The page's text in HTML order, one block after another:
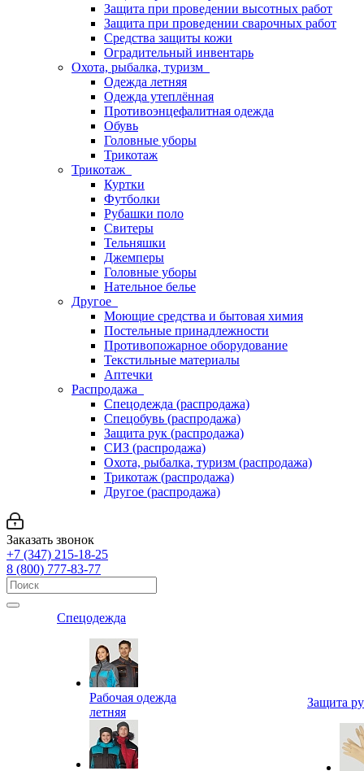
Защита при проведении высотных работ
Защита при проведении сварочных работ
Средства защиты кожи
Оградительный инвентарь
Охота, рыбалка, туризм
Одежда летняя
Одежда утеплённая
Противоэнцефалитная одежда
Обувь
Головные уборы
Трикотаж
Трикотаж
Куртки
Футболки
Рубашки поло
Свитеры
Тельняшки
Джемперы
Головные уборы
Нательное белье
Другое
Моющие средства и бытовая химия
Постельные принадлежности
Противопожарное оборудование
Текстильные материалы
Аптечки
Распродажа
Спецодежда (распродажа)
Спецобувь (распродажа)
Защита рук (распродажа)
СИЗ (распродажа)
Охота, рыбалка, туризм (распродажа)
Трикотаж (распродажа)
Другое (распродажа)
Заказать звонок
+7 (347) 215-18-25
8 (800) 777-83-77
Спецодежда
Рабочая одежда
летняя
Защита